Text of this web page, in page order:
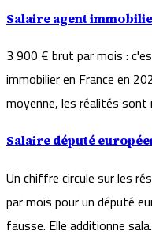
Salaire agent
3 900 € brut par mois :
immobilier en France en
moyenne, les réalités sont
Salaire député
Un chiffre circule sur les
par mois pour un député
fausse. Elle additionne